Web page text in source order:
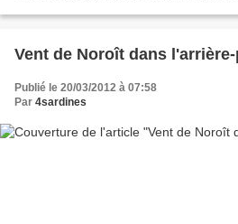
Vent de Noroît dans
Publié le 20/03/2012 à 07:58
Par 4sardines